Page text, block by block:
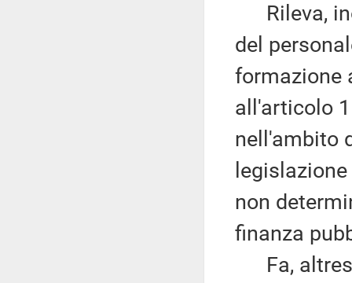
Rileva,
del
formazione
all'articolo
nell'ambito
non
finanza
Fa,